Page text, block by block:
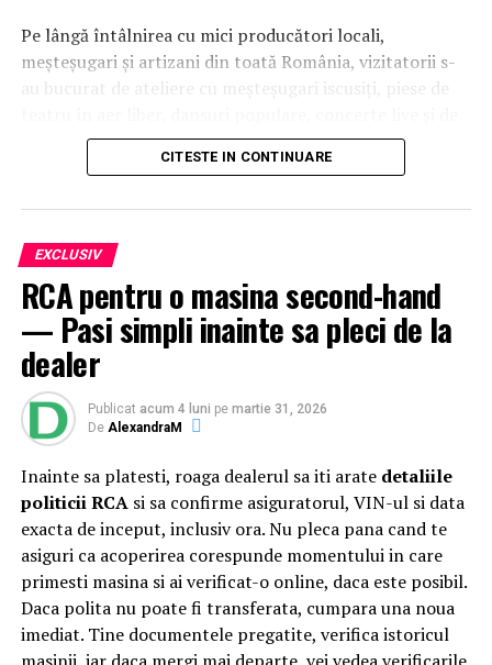
Pe lângă întâlnirea cu mici producători locali,
meșteșugari și artizani din toată România, vizitatorii s-
au bucurat de ateliere cu meșteșugari iscusiți, piese de
o intervenție surpriză aGrupului Vocal SONG. Pe scena
celei de-a patra ediții a festivaluluiSuflet de România
David Ciente, Maria Chivu
Evenimentul s-a desfășurat cu participarea Majestății
Sale Margareta, Custodele Coroanei României, a
Alteței Sale Regale Radu, Principele Consort al
României, alături de
Ahold Delhaize România,Mihai Spulber
Lead Profi,Gabriela Sîrbu
Ahold Delhaize România, numeroase oficialități,
autorități centrale și locale și alți reprezentanțiProfiși
Mega Image. Startul oficial a fost dat sâmbătă, după ce
distinsul grup a încheiat un tur al micilor producători și
artizani.
Evenimentul a continuat și tradiția caravanei medicale,
oferind din nou consultații gratuite pentru comunitatea
din Săvârșin și împrejurimi, cu ajutorul unor medici
CITESTE IN CONTINUARE
EXCLUSIV
RCA pentru o masina second-hand
— Pasi simpli inainte sa pleci de la
dealer
Publicat acum 4 luni pe martie 31, 2026
De AlexandraM
Inainte sa platesti, roaga dealerul sa iti arate detaliile
politicii RCAsi sa confirme asiguratorul, VIN-ul si data
exacta de inceput, inclusiv ora. Nu pleca pana cand te
asiguri ca acoperirea corespunde momentului in care
primesti masina si ai verificat-o online, daca este posibil.
Daca polita nu poate fi transferata, cumpara una noua
imediat. Tine documentele pregatite, verifica istoricul